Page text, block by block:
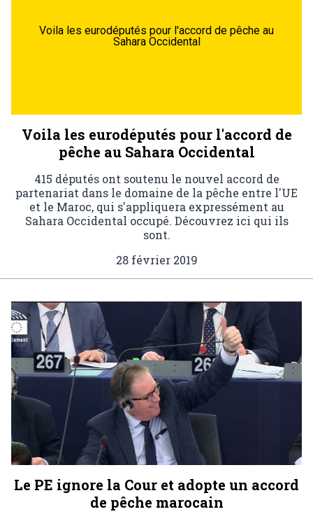
Voila les eurodéputés pour l'accord de pêche au
Sahara Occidental
Voila les eurodéputés pour l'accord de
pêche au Sahara Occidental
415 députés ont soutenu le nouvel accord de
partenariat dans le domaine de la pêche entre l'UE
et le Maroc, qui s'appliquera expressément au
Sahara Occidental occupé. Découvrez ici qui ils
sont.
28 février 2019
Le PE ignore la Cour et adopte un accord
de pêche marocain